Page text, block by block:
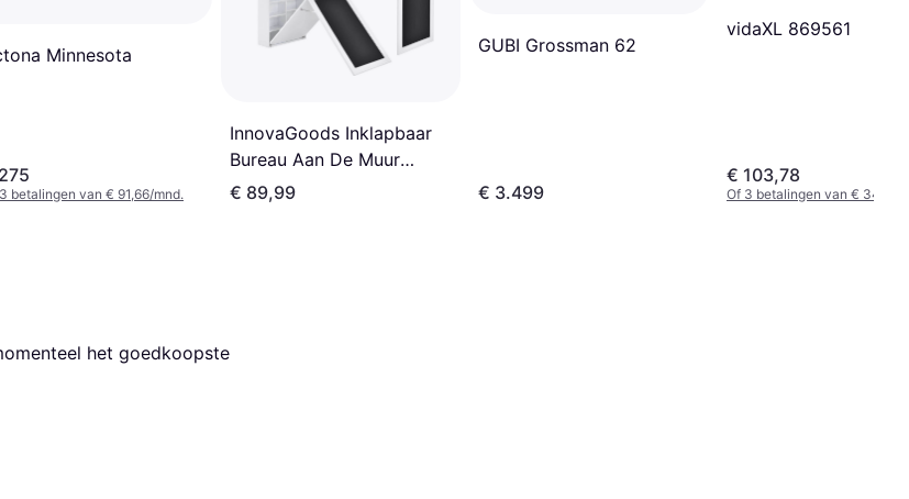
Minnesota
betalingen van € 91,66/mnd.
InnovaGoods Inklapbaar
Bureau Aan De Muur
Woldy Blanc
€ 89,99
GUBI Grossman 62
€ 3.499
vidaXL 869561
€ 103,78
Of 3 betalingen van € 34,59/
het goedkoopste